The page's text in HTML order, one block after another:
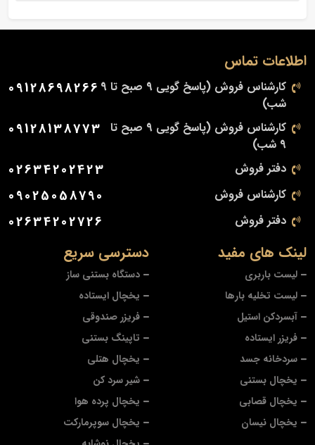
دسترسی سریع
دستگاه بستنی ساز
یخچال ایستاده
فریزر صندوقی
تاپینگ بستنی
یخچال هتلی
شیر سرد کن
یخچال پرده هوا
یخچال سوپرمارکت
لینک های مفید
لیست باربری
لیست تخلیه بارها
آبسردکن استیل
فریزر ایستاده
سردخانه جسد
یخچال بستنی
یخچال قصابی
یخچال نیسان
اطلاعات تماس
کارشناس فروش (پاسخ گویی 9 صبح تا 9
شب)
09128698266
کارشناس فروش (پاسخ گویی 9 صبح تا
9 شب)
09128138773
دفتر فروش 02634202423
کارشناس فروش 09025058790
دفتر فروش 02634202726